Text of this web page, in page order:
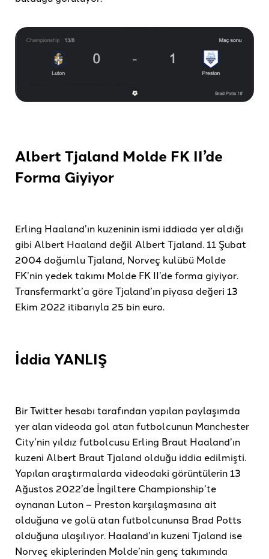
Albert Tjaland Molde FK II’de
Forma Giyiyor
Erling Haaland’ın kuzeninin ismi iddiada yer aldığı
gibi Albert Haaland değil Albert Tjaland. 11 Şubat
2004 doğumlu Tjaland, Norveç kulübü Molde
FK’nin yedek takımı Molde FK II’de forma giyiyor.
Transfermarkt’a göre Tjaland’ın piyasa değeri 13
Ekim 2022 itibarıyla 25 bin euro.
İddia YANLIŞ
Bir Twitter hesabı tarafından yapılan paylaşımda
yer alan videoda gol atan futbolcunun Manchester
City’nin yıldız futbolcusu Erling Braut Haaland’ın
kuzeni Albert Braut Tjaland olduğu iddia edilmişti.
Yapılan araştırmalarda videodaki görüntülerin 13
Ağustos 2022’de İngiltere Championship’te
oynanan Luton – Preston karşılaşmasına ait
olduğuna ve golü atan futbolcununsa Brad Potts
olduğuna ulaşılıyor. Haaland’ın kuzeni Tjaland ise
Norveç ekiplerinden Molde’nin genç takımında